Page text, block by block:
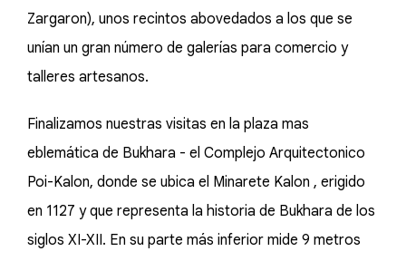
Zargaron), unos recintos abovedados a los que se
unían un gran número de galerías para comercio y
talleres artesanos.
Finalizamos nuestras visitas en la plaza mas
eblemática de Bukhara - el Complejo Arquitectonico
Poi-Kalon, donde se ubica el Minarete Kalon , erigido
en 1127 y que representa la historia de Bukhara de los
siglos XI-XII. En su parte más inferior mide 9 metros